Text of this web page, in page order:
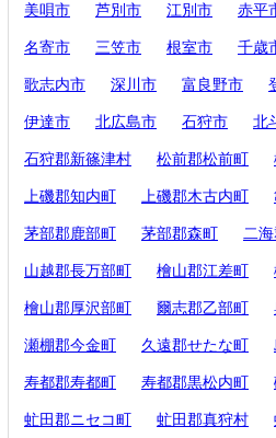
美唄市 芦別市 江別市 赤平
名寄市 三笠市 根室市 千歳
歌志内市 深川市 富良野市
伊達市 北広島市 石狩市 北
石狩郡新篠津村 松前郡松前町
上磯郡知内町 上磯郡木古内町
茅部郡鹿部町 茅部郡森町 二
山越郡長万部町 檜山郡江差町
檜山郡厚沢部町 爾志郡乙部町
瀬棚郡今金町 久遠郡せたな町
寿都郡寿都町 寿都郡黒松内町
虻田郡ニセコ町 虻田郡真狩村